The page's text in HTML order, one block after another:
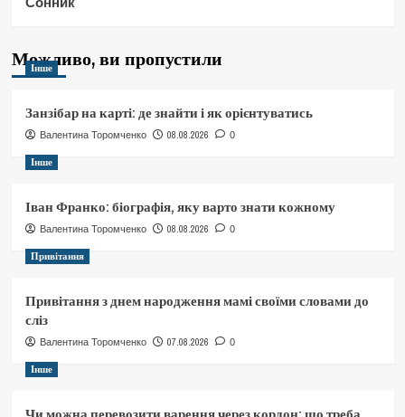
Можливо, ви пропустили
Інше
Занзібар на карті: де знайти і як орієнтуватись
Валентина Торомченко 08.08.2026 0
Інше
Іван Франко: біографія, яку варто знати кожному
Валентина Торомченко 08.08.2026 0
Привітання
Привітання з днем народження мамі своїми словами до
сліз
Валентина Торомченко 07.08.2026 0
Інше